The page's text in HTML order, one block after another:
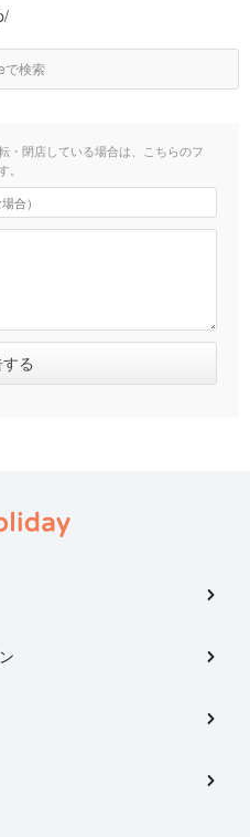
で検索
・閉店している場合は、こちらのフ